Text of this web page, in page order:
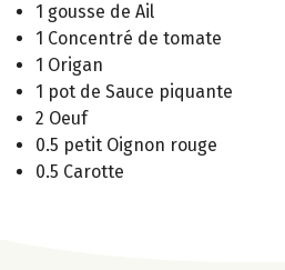
1 gousse de Ail
1 Concentré de tomate
1 Origan
1 pot de Sauce piquante
2 Oeuf
0.5 petit Oignon rouge
0.5 Carotte